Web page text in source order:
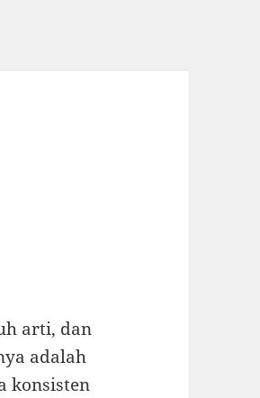
arti, dan
adalah
konsisten